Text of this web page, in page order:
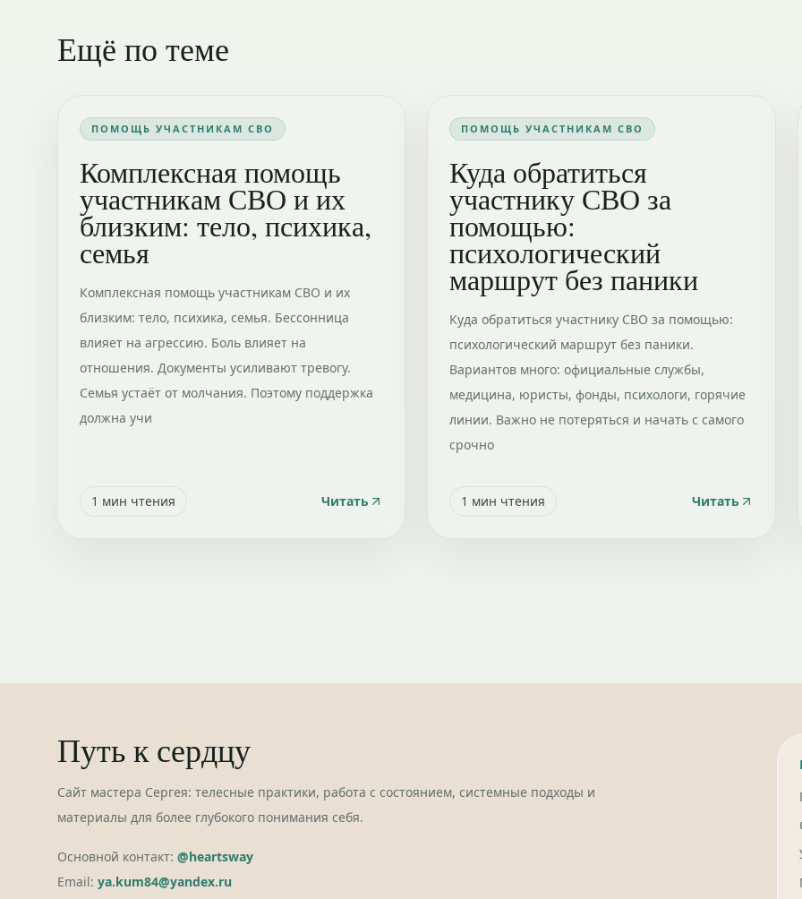
Ещё по теме
ПОМОЩЬ УЧАСТНИКАМ СВО
Комплексная помощь
участникам СВО и их
близким: тело, психика,
семья
Комплексная помощь участникам СВО и их
близким: тело, психика, семья. Бессонница
влияет на агрессию. Боль влияет на
отношения. Документы усиливают тревогу.
Семья устаёт от молчания. Поэтому поддержка
должна учи
1 мин чтения Читать
ПОМОЩЬ УЧАСТНИКАМ СВО
Куда обратиться
участнику СВО за
помощью:
психологический
маршрут без паники
Куда обратиться участнику СВО за помощью:
психологический маршрут без паники.
Вариантов много: официальные службы,
медицина, юристы, фонды, психологи, горячие
линии. Важно не потеряться и начать с самого
срочно
1 мин чтения Читать
Путь к сердцу
Сайт мастера Сергея: телесные практики, работа с состоянием, системные подходы и
материалы для более глубокого понимания себя.
Основной контакт: @heartsway
Email: ya.kum84@yandex.ru